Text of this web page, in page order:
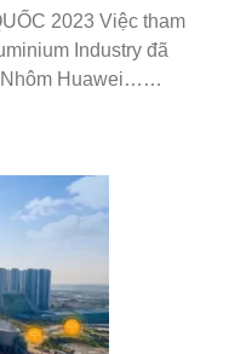
2023 Việc tham
Industry đã
Nhôm Huawei……